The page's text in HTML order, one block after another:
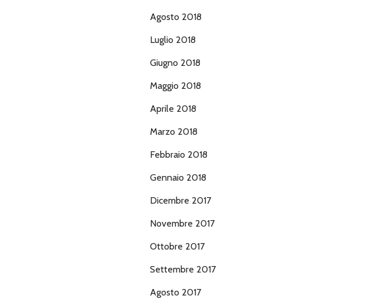
Agosto 2018
Luglio 2018
Giugno 2018
Maggio 2018
Aprile 2018
Marzo 2018
Febbraio 2018
Gennaio 2018
Dicembre 2017
Novembre 2017
Ottobre 2017
Settembre 2017
Agosto 2017